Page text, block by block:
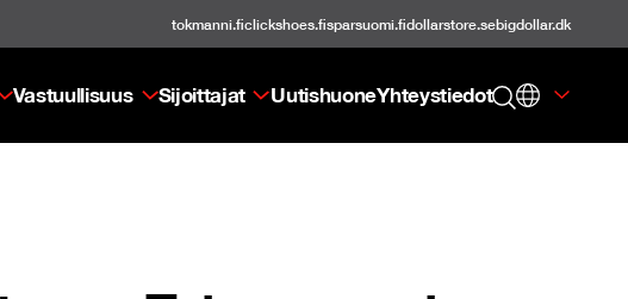
tokmanni.ficlickshoes.fisparsuomi.fidollarstore.sebigdollar.dk
Vastuullisuus Sijoittajat UutishuoneYhteystiedot